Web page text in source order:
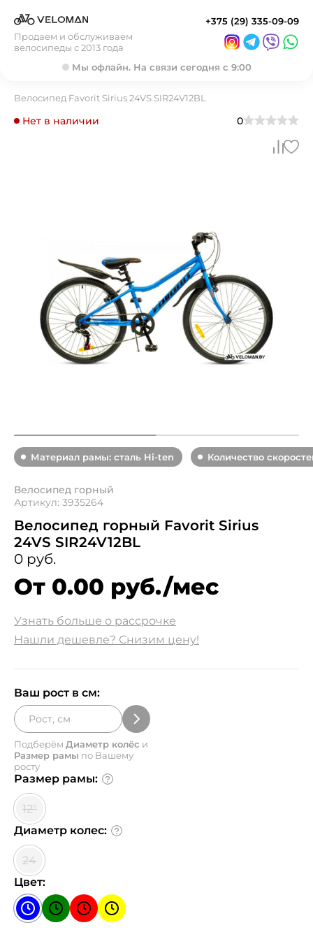
Продаем и обслуживаем
велосипеды с 2013 года
+375 (29) 335-09-09
Мы офлайн. На связи сегодня с 9:00
Велосипед Favorit Sirius 24VS SIR24V12BL
Нет в наличии 0
Материал рамы: сталь Hi-ten Количество
Велосипед горный
Артикул: 3935264
Велосипед горный Favorit Sirius
24VS SIR24V12BL
0 руб.
От 0.00 руб./мес
Узнать больше о рассрочке
Нашли дешевле? Снизим цену!
Ваш рост в см:
Подберём Диаметр колёс и
Размер рамы по Вашему
росту
Размер рамы:
12"
Диаметр колес:
24
Цвет: